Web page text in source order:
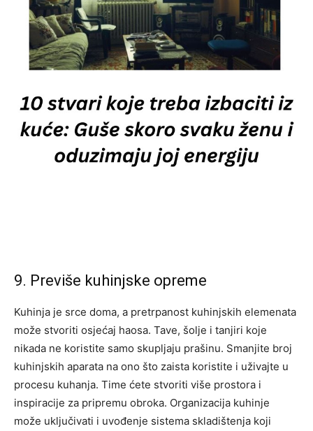
9. Previše kuhinjske opreme
Kuhinja je srce doma, a pretrpanost kuhinjskih elemenata
može stvoriti osjećaj haosa. Tave, šolje i tanjiri koje
nikada ne koristite samo skupljaju prašinu. Smanjite broj
kuhinjskih aparata na ono što zaista koristite i uživajte u
procesu kuhanja. Time ćete stvoriti više prostora i
inspiracije za pripremu obroka. Organizacija kuhinje
može uključivati i uvođenje sistema skladištenja koji